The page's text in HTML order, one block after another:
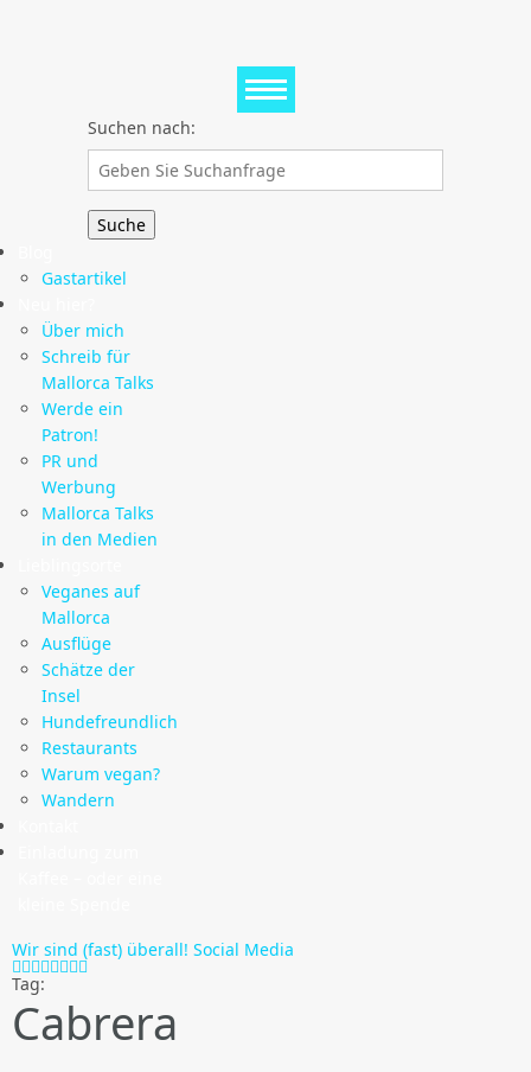
Suchen nach:
Gastartikel
Über mich
Schreib für
Mallorca Talks
Werde ein
Patron!
PR und
Werbung
Mallorca Talks
in den Medien
Veganes auf
Mallorca
Ausflüge
Schätze der
Insel
Hundefreundlich
Restaurants
Warum vegan?
Wandern
Wir sind (fast) überall! Social Media
Tag:
Cabrera